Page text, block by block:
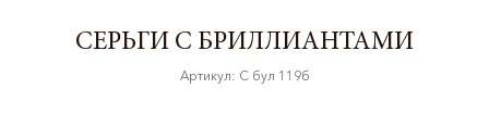
СЕРЬГИ С БРИЛЛИАНТАМИ
Артикул: С бул 119б